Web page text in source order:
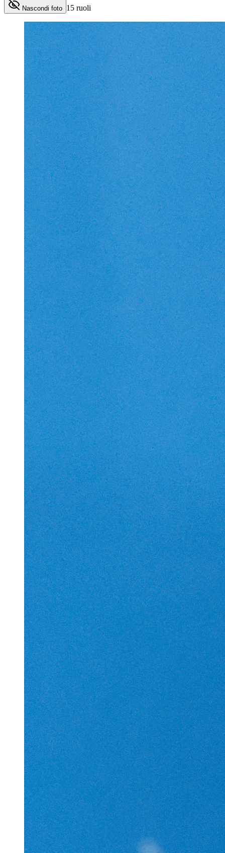
Nascondi foto 15 ruoli